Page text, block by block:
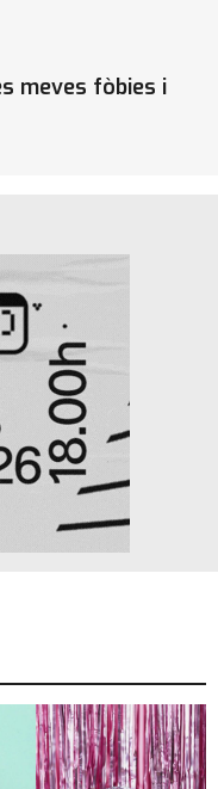
meves fòbies i